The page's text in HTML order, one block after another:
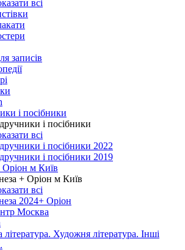
всі
записів
і посібники
і посібники
всі
і посібники 2022
і посібники 2019
Оріон м Київ
+ Оріон м Київ
всі
2024+ Оріон
Москва
література. Художня література. Інші